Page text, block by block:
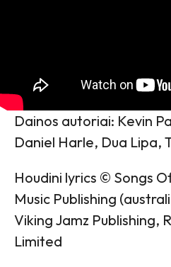
Dainos autoriai: Kevin
Daniel Harle, Dua Lipa,
Houdini lyrics © Songs
Music Publishing
Viking Jamz Publishing,
Limited